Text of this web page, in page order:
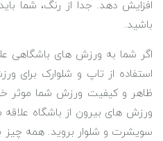
افزایش دهد. جدا از رنگ، شما
باشید.
اگر شما به ورزش های باشگاهی
استفاده از تاپ و شلوارک برای
ظاهر و کیفیت ورزش شما موثر
ورزش های بیرون از باشگاه
سویشرت و شلوار بروید. همه